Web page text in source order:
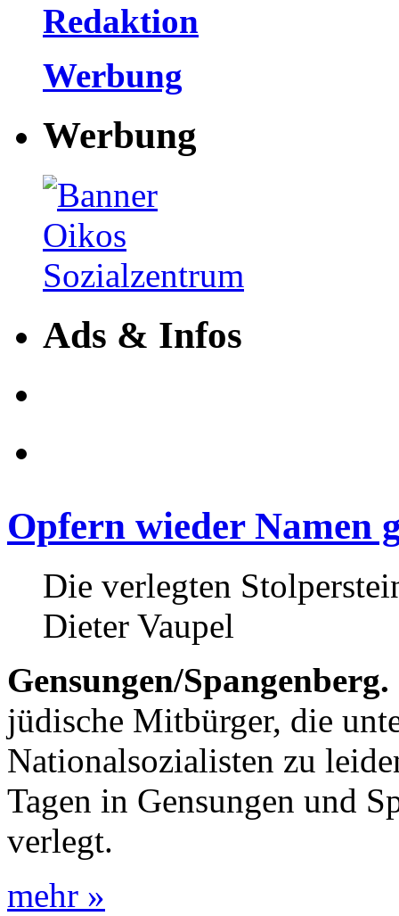
Redaktion
Werbung
Werbung
Ads & Infos
Opfern wieder Namen
Die verlegten
Dieter Vaupel
Gensungen/Spangenberg.
jüdische Mitbürger, die
Nationalsozialisten zu
Tagen in Gensungen und
verlegt.
mehr »